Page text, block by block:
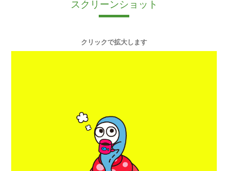
スクリーンショット
クリックで拡大します